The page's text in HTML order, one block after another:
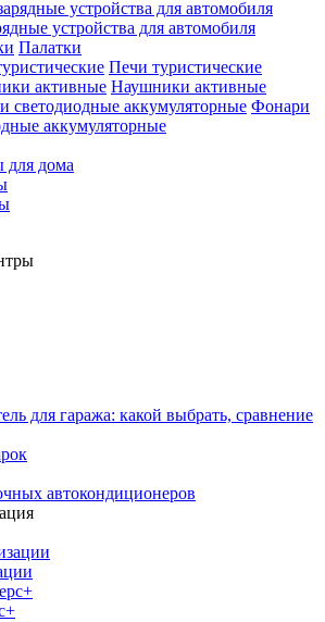
устройства для автомобиля
Палатки
Печи туристические
Наушники активные
Фонари
аккумуляторные
для дома
для гаража: какой выбрать, сравнение
автокондиционеров